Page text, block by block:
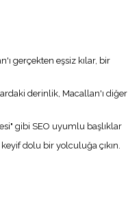
gerçekten eşsiz kılar, bir
derinlik, Macallan'ı diğer
gibi SEO uyumlu başlıklar
dolu bir yolculuğa çıkın.